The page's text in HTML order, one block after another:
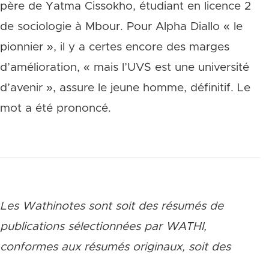
père de Yatma Cissokho, étudiant en licence 2
de sociologie à Mbour. Pour Alpha Diallo « le
pionnier », il y a certes encore des marges
d’amélioration, « mais l’UVS est une université
d’avenir », assure le jeune homme, définitif. Le
mot a été prononcé.
Les Wathinotes sont soit des résumés de
publications sélectionnées par WATHI,
conformes aux résumés originaux, soit des